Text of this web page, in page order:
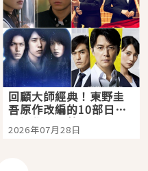
回顧大師經典！東野圭
吾原作改編的10部日本
影視作品推薦
2026年07月28日